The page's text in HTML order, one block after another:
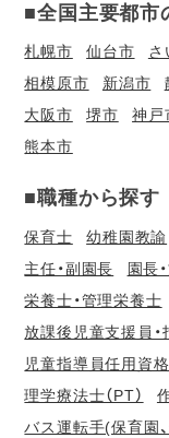
■全国主要都市
札幌市 仙台市 さ
相模原市
新潟市
大阪市
堺市 神戸
熊本市
■職種から探す
保育士 幼稚園教諭
主任・副園長
園長
栄養士・管理栄養士
放課後児童支援員・
児童指導員任用資格
理学療法士（PT）
バス運転手(保育園